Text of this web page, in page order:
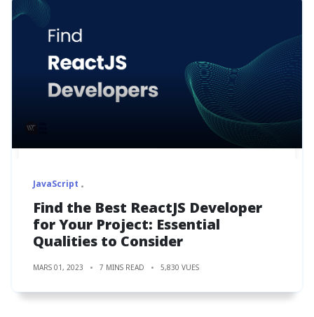
JavaScript
Find the Best ReactJS Developer
for Your Project: Essential
Qualities to Consider
MARS 01, 2023 7 MINS READ 5,830 VUES